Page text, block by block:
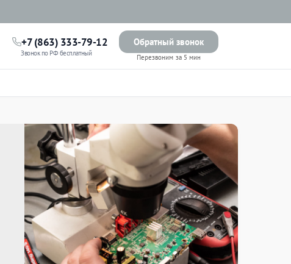
+7 (863) 333-79-12
Звонок по РФ бесплатный
Обратный звонок
Перезвоним за 5 мин